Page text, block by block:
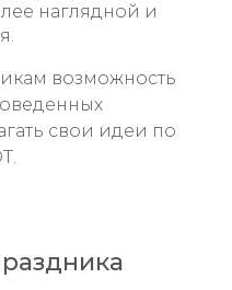
наглядной и
возможность
свои идеи по